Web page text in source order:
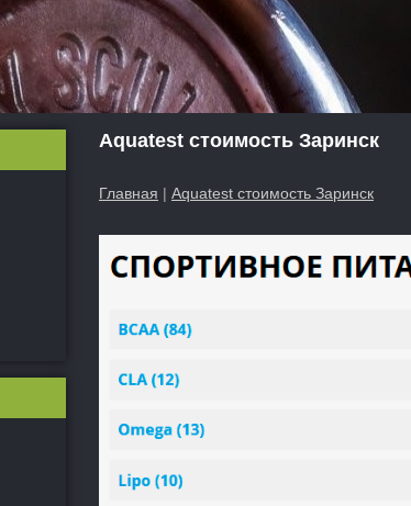
Aquatest стоимость Заринск
Главная | Aquatest стоимость Заринск